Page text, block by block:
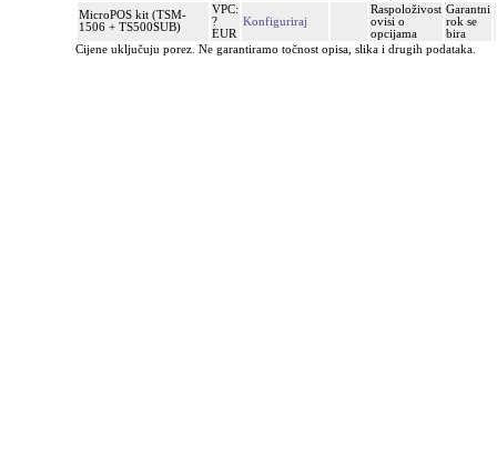
MicroPOS kit (TSM-
1506 + TS500SUB)
VPC:
?
EUR
Konfiguriraj
Raspoloživost
ovisi o
opcijama
Garantni
rok se
bira
Cijene uključuju porez. Ne garantiramo točnost opisa, slika i drugih podataka.